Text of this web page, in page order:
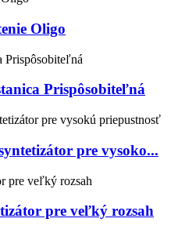
Oligo
Prispôsobiteľná
pre vysoko...
pre veľký rozsah